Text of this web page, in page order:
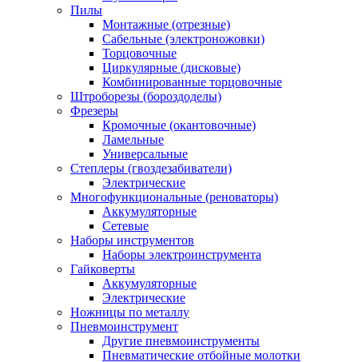
Пилы
Монтажные (отрезные)
Сабельные (электроножовки)
Торцовочные
Циркулярные (дисковые)
Комбинированные торцовочные
Штроборезы (бороздоделы)
Фрезеры
Кромочные (окантовочные)
Ламельные
Универсальные
Степлеры (гвоздезабиватели)
Электрические
Многофункциональные (реноваторы)
Аккумуляторные
Сетевые
Наборы инструментов
Наборы электроинструмента
Гайковерты
Аккумуляторные
Электрические
Ножницы по металлу
Пневмоинструмент
Другие пневмоинструменты
Пневматические отбойные молотки